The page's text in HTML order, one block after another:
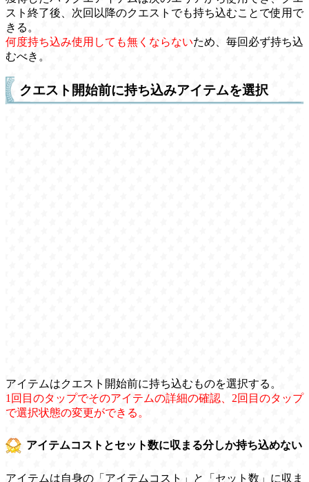
スト終了後、次回以降のクエストでも持ち込むことで使用で
きる。
何度持ち込み使用しても無くならないため、毎回必ず持ち込
むべき。
クエスト開始前に持ち込みアイテムを選択
アイテムはクエスト開始前に持ち込むものを選択する。
1回目のタップでそのアイテムの詳細の確認、2回目のタップ
で選択状態の変更ができる。
アイテムコストとセット数に収まる分しか持ち込めない
アイテムは自身の「アイテムコスト」と「セット数」に収ま